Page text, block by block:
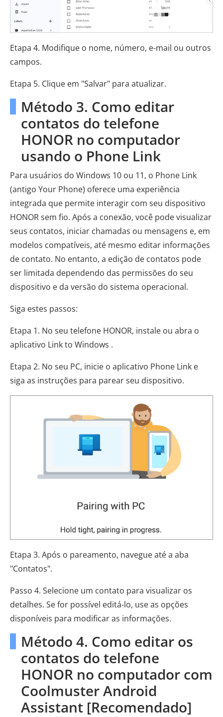
Etapa 4. Modifique o nome, número, e-mail ou outros
campos.
Etapa 5. Clique em "Salvar" para atualizar.
Método 3. Como editar
contatos do telefone
HONOR no computador
usando o Phone Link
Para usuários do Windows 10 ou 11, o Phone Link
(antigo Your Phone) oferece uma experiência
integrada que permite interagir com seu dispositivo
HONOR sem fio. Após a conexão, você pode visualizar
seus contatos, iniciar chamadas ou mensagens e, em
modelos compatíveis, até mesmo editar informações
de contato. No entanto, a edição de contatos pode
ser limitada dependendo das permissões do seu
dispositivo e da versão do sistema operacional.
Siga estes passos:
Etapa 1. No seu telefone HONOR, instale ou abra o
aplicativo Link to Windows .
Etapa 2. No seu PC, inicie o aplicativo Phone Link e
siga as instruções para parear seu dispositivo.
Etapa 3. Após o pareamento, navegue até a aba
"Contatos".
Passo 4. Selecione um contato para visualizar os
detalhes. Se for possível editá-lo, use as opções
disponíveis para modificar as informações.
Método 4. Como editar os
contatos do telefone
HONOR no computador com
Coolmuster Android
Assistant [Recomendado]